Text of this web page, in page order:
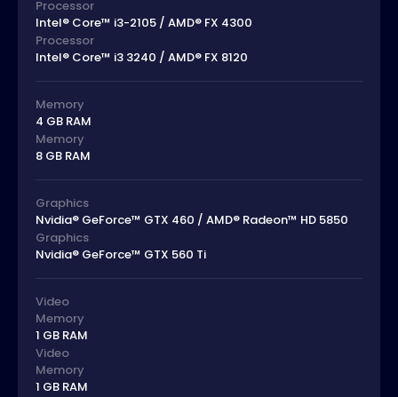
Processor
Intel® Core™ i3-2105 / AMD® FX 4300
Processor
Intel® Core™ i3 3240 / AMD® FX 8120
Memory
4 GB RAM
Memory
8 GB RAM
Graphics
Nvidia® GeForce™ GTX 460 / AMD® Radeon™ HD 5850
Graphics
Nvidia® GeForce™ GTX 560 Ti
Video
Memory
1 GB RAM
Video
Memory
1 GB RAM